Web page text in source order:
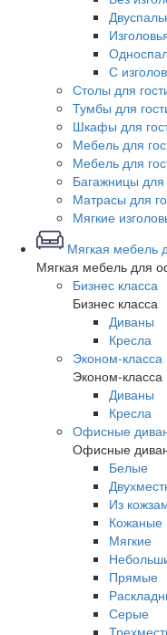
С
Столы для
Тумбы для
Шкафы для
Мебель для
Мебель для
Багажницы для
Матрасы для
Мягкие
Мягкая мебель
Мягкая мебель для
Бизнес класса
Бизнес класса
Диваны
Кресла
Эконом-класса
Эконом-класса
Диваны
Кресла
Офисные
Офисные
Белые
Из
Кожаные
Мягкие
Прямые
Серые